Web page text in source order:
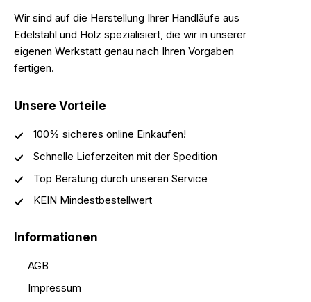
Wir sind auf die Herstellung Ihrer Handläufe aus
Edelstahl und Holz spezialisiert, die wir in unserer
eigenen Werkstatt genau nach Ihren Vorgaben
fertigen.
Unsere Vorteile
100% sicheres online Einkaufen!
Schnelle Lieferzeiten mit der Spedition
Top Beratung durch unseren Service
KEIN Mindestbestellwert
Informationen
AGB
Impressum